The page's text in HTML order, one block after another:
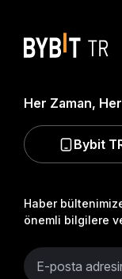
Haber
önemli bilgilere
Her Zaman,
Bybit